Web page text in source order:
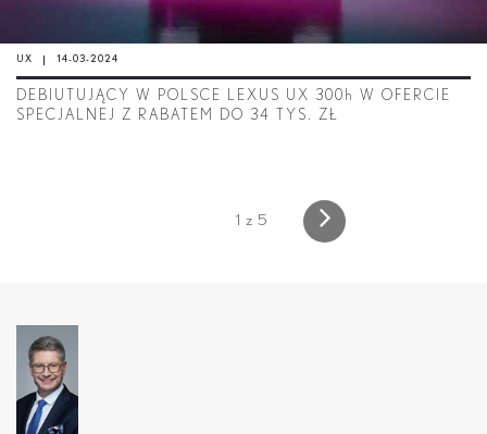
UX 14-03-2024
DEBIUTUJĄCY W POLSCE LEXUS UX 300 h
W OFERCIE
SPECJALNEJ Z RABATEM DO 34 TYS. ZŁ
1 z 5